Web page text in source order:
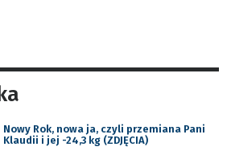
Nowy Rok, nowa ja, czyli przemiana Pani
Klaudii i jej -24,3 kg (ZDJĘCIA)